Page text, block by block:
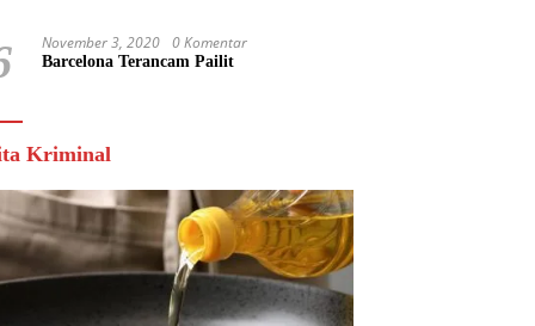
November 3, 2020 0 Komentar
Barcelona Terancam Pailit
Kriminal